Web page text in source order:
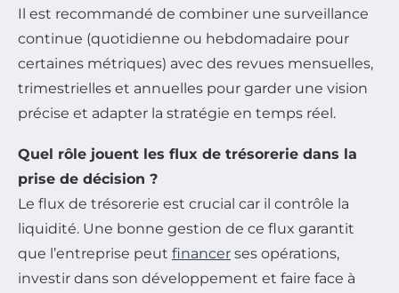
Il est recommandé de combiner une surveillance
continue (quotidienne ou hebdomadaire pour
certaines métriques) avec des revues mensuelles,
trimestrielles et annuelles pour garder une vision
précise et adapter la stratégie en temps réel.
Quel rôle jouent les flux de trésorerie dans la
prise de décision ?
Le flux de trésorerie est crucial car il contrôle la
liquidité. Une bonne gestion de ce flux garantit
que l’entreprise peut financer ses opérations,
investir dans son développement et faire face à